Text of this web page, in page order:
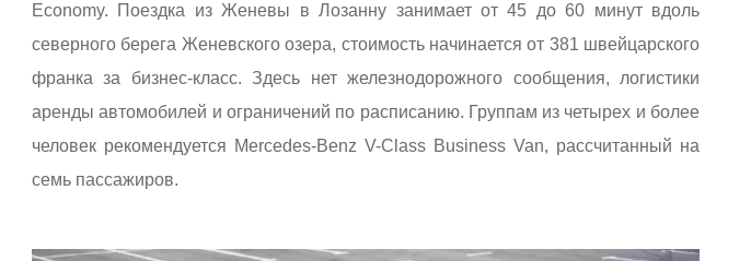
Economy. Поездка из Женевы в Лозанну занимает от 45 до 60 минут вдоль
северного берега Женевского озера, стоимость начинается от 381 швейцарского
франка за бизнес-класс. Здесь нет железнодорожного сообщения, логистики
аренды автомобилей и ограничений по расписанию. Группам из четырех и более
человек рекомендуется Mercedes-Benz V-Class Business Van, рассчитанный на
семь пассажиров.